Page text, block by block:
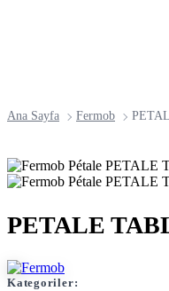
Ana Sayfa Fermob
PETALE
Kategoriler: